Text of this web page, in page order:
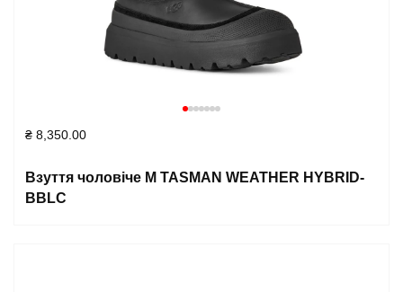
₴ 8,350.00
Взуття чоловіче M TASMAN WEATHER HYBRID-
BBLC